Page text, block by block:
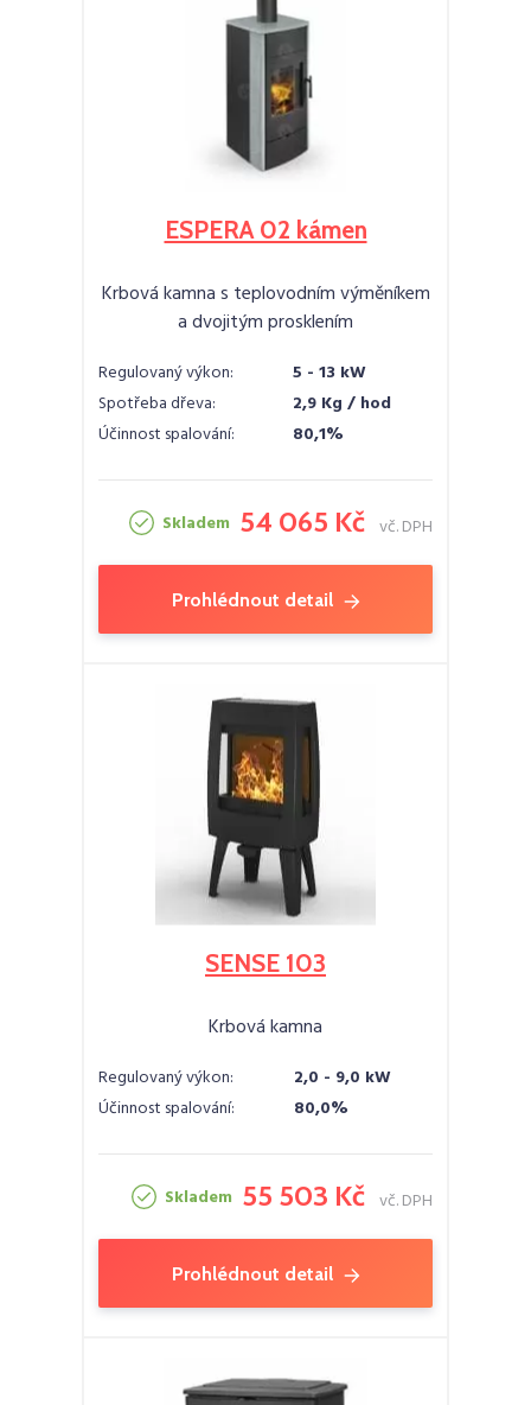
ESPERA 02 kámen
Krbová kamna s teplovodním výměníkem
a dvojitým prosklením
Regulovaný výkon:
5 - 13 kW
Spotřeba dřeva:
2,9 Kg / hod
Účinnost spalování:
80,1%
Skladem 54 065 Kč vč. DPH
Prohlédnout detail
SENSE 103
Krbová kamna
Regulovaný výkon:
2,0 - 9,0 kW
Účinnost spalování:
80,0%
Skladem 55 503 Kč vč. DPH
Prohlédnout detail